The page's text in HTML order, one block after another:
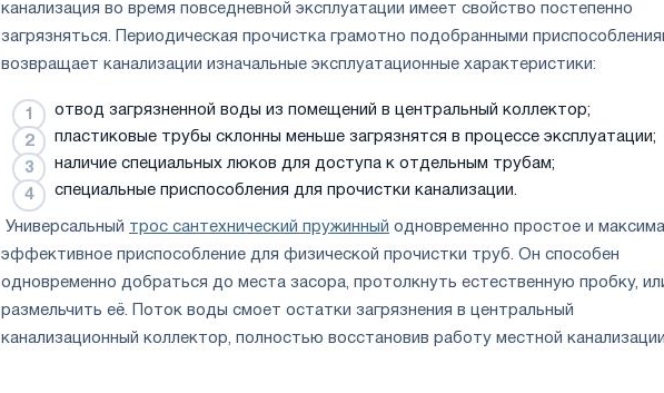
канализация во время повседневной эксплуатации имеет свойство постепенно
загрязняться. Периодическая прочистка грамотно подобранными
возвращает канализации изначальные эксплуатационные характеристики:
отвод загрязненной воды из помещений в центральный коллектор;
пластиковые трубы склонны меньше загрязнятся в процессе эксплуатации;
наличие специальных люков для доступа к отдельным трубам;
специальные приспособления для прочистки канализации.
Универсальный трос сантехнический пружинный одновременно простое и
эффективное приспособление для физической прочистки труб. Он способен
одновременно добраться до места засора, протолкнуть естественную пробку,
размельчить её. Поток воды смоет остатки загрязнения в центральный
канализационный коллектор, полностью восстановив работу местной